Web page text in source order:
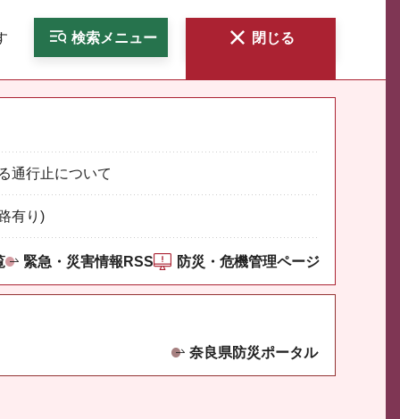
検索メニュー 閉じる
通行止について
有り)
緊急・災害情報RSS 防災・危機管理ページ
奈良県防災ポータル